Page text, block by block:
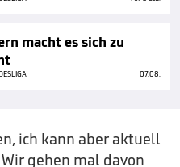
macht es sich zu
07.08.
ich kann aber aktuell
gehen mal davon